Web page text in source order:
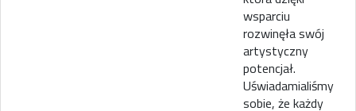
wsparciu
rozwinęła swój
artystyczny
potencjał.
Uświadamialiśmy
sobie, że każdy